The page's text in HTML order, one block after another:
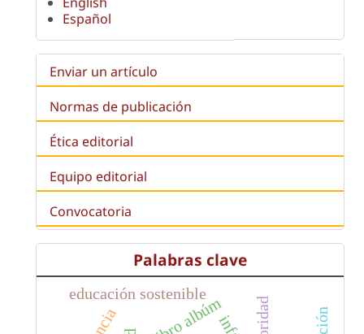
Español
Enviar un artículo
Normas de publicación
Ética editorial
Equipo editorial
Convocatoria
Palabras clave
libro albúm
educación sostenible